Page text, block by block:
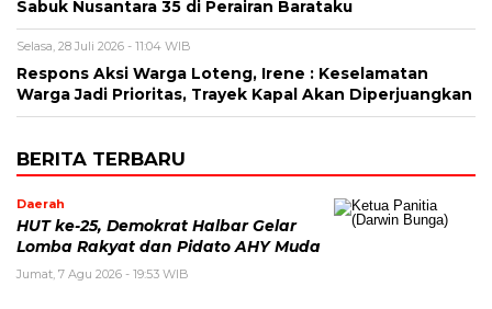
Sabuk Nusantara 35 di Perairan Barataku
Selasa, 28 Juli 2026 - 11:04 WIB
Respons Aksi Warga Loteng, Irene : Keselamatan
Warga Jadi Prioritas, Trayek Kapal Akan Diperjuangkan
BERITA TERBARU
Daerah
HUT ke-25, Demokrat Halbar Gelar
Lomba Rakyat dan Pidato AHY Muda
Jumat, 7 Agu 2026 - 19:53 WIB